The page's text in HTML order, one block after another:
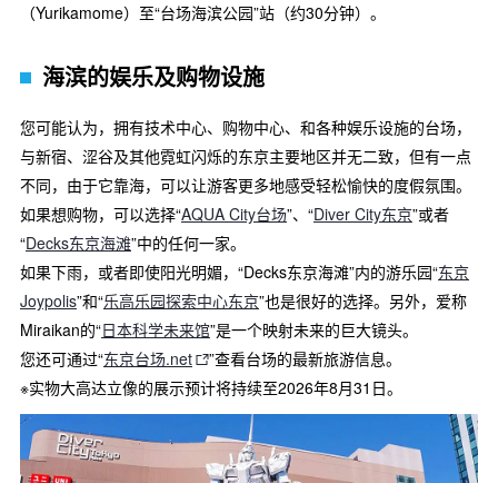
（Yurikamome）至“台场海滨公园”站（约30分钟）。
海滨的娱乐及购物设施
您可能认为，拥有技术中心、购物中心、和各种娱乐设施的台场，
与新宿、涩谷及其他霓虹闪烁的东京主要地区并无二致，但有一点
不同，由于它靠海，可以让游客更多地感受轻松愉快的度假氛围。
如果想购物，可以选择“AQUA City台场”、“Diver City东京”或者
“Decks东京海滩”中的任何一家。
如果下雨，或者即使阳光明媚，“Decks东京海滩”内的游乐园“东京
Joypolis”和“乐高乐园探索中心东京”也是很好的选择。另外，爱称
Miraikan的“日本科学未来馆”是一个映射未来的巨大镜头。
您还可通过“东京台场.net
”查看台场的最新旅游信息。
※实物大高达立像的展示预计将持续至2026年8月31日。